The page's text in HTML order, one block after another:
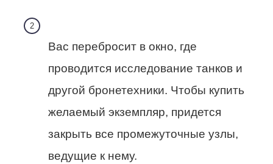
Вас перебросит в окно, где
проводится исследование танков и
другой бронетехники. Чтобы купить
желаемый экземпляр, придется
закрыть все промежуточные узлы,
ведущие к нему.